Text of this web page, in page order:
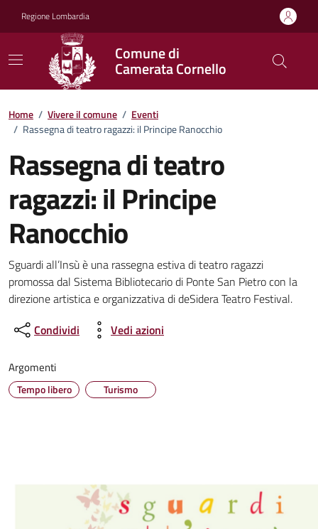
Regione Lombardia
Comune di
Camerata Cornello
Home / Vivere il comune / Eventi
/ Rassegna di teatro ragazzi: il Principe Ranocchio
Rassegna di teatro
ragazzi: il Principe
Ranocchio
Dettagli della notizia
Sguardi all’Insù è una rassegna estiva di teatro ragazzi
promossa dal Sistema Bibliotecario di Ponte San Pietro con la
direzione artistica e organizzativa di deSidera Teatro Festival.
Condividi
Vedi azioni
Argomenti
Tempo libero Turismo